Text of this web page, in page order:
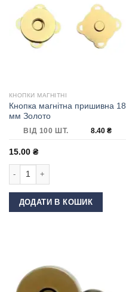
КНОПКИ МАГНІТНІ
Кнопка магнітна пришивна 18
мм Золото
ВІД 100 ШТ. 8.40 ₴
15.00 ₴
ДОДАТИ В КОШИК